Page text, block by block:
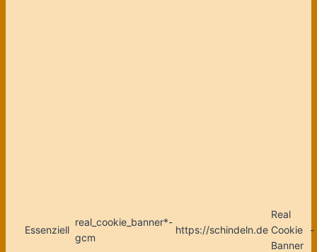
Essenziell
real_cookie_banner*-
gcm
https://schindeln.de
Real
Cookie
Banner
-